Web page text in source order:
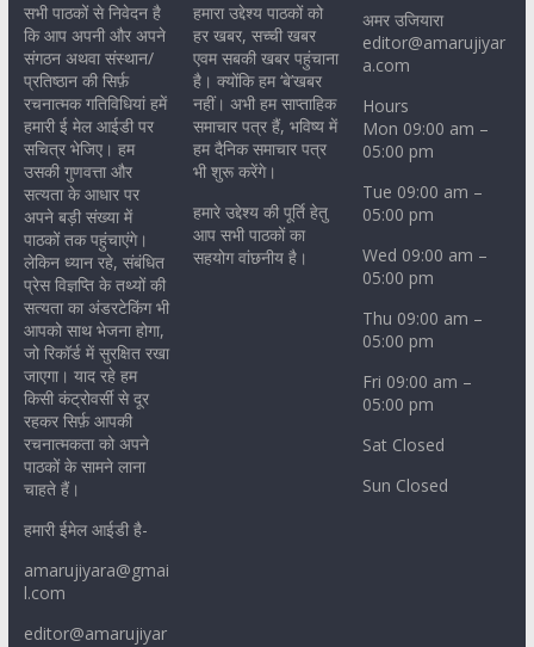
सभी पाठकों से निवेदन है
कि आप अपनी और अपने
संगठन अथवा संस्थान/
प्रतिष्ठान की सिर्फ़
रचनात्मक गतिविधियां हमें
हमारी ई मेल आईडी पर
सचित्र भेजिए। हम
उसकी गुणवत्ता और
सत्यता के आधार पर
अपने बड़ी संख्या में
पाठकों तक पहुंचाएंगे।
लेकिन ध्यान रहे, संबंधित
प्रेस विज्ञप्ति के तथ्यों की
सत्यता का अंडरटेकिंग भी
आपको साथ भेजना होगा,
जो रिकॉर्ड में सुरक्षित रखा
जाएगा। याद रहे हम
किसी कंट्रोवर्सी से दूर
रहकर सिर्फ़ आपकी
रचनात्मकता को अपने
पाठकों के सामने लाना
चाहते हैं।
हमारी ईमेल आईडी है-
amarujiyara@gmai
l.com
editor@amarujiyar
हमारा उद्देश्य पाठकों को
हर खबर, सच्ची खबर
एवम सबकी खबर पहुंचाना
है। क्योंकि हम ‘बे’खबर
नहीं। अभी हम साप्ताहिक
समाचार पत्र हैं, भविष्य में
हम दैनिक समाचार पत्र
भी शुरू करेंगे।
हमारे उद्देश्य की पूर्ति हेतु
आप सभी पाठकों का
सहयोग वांछनीय है।
अमर उजियारा
editor@amarujiyar
a.com
Hours
Mon 09:00 am –
05:00 pm
Tue 09:00 am –
05:00 pm
Wed 09:00 am –
05:00 pm
Thu 09:00 am –
05:00 pm
Fri 09:00 am –
05:00 pm
Sat Closed
Sun Closed